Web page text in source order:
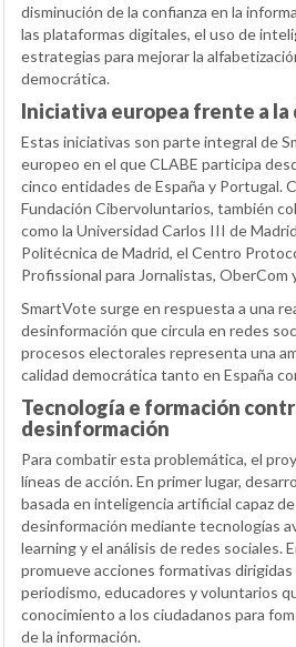
disminución de la confianza en la
las plataformas digitales, el uso de
estrategias para mejorar la
democrática.
Iniciativa europea frente a
Estas iniciativas son parte integral de
europeo en el que CLABE participa
cinco entidades de España y Portugal.
Fundación Cibervoluntarios, también
como la Universidad Carlos III de
Politécnica de Madrid, el Centro
Profissional para Jornalistas, OberCom
SmartVote surge en respuesta a una
desinformación que circula en redes
procesos electorales representa una
calidad democrática tanto en España
Tecnología e formación
desinformación
Para combatir esta problemática, el
líneas de acción. En primer lugar,
basada en inteligencia artificial capaz
desinformación mediante tecnologías
learning y el análisis de redes sociales.
promueve acciones formativas
periodismo, educadores y voluntarios
conocimiento a los ciudadanos para
de la información.